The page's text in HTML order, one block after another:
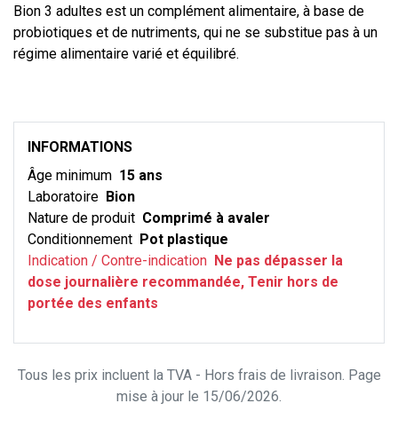
Bion 3 adultes est un complément alimentaire, à base de
probiotiques et de nutriments, qui ne se substitue pas à un
régime alimentaire varié et équilibré.
INFORMATIONS
Âge minimum 15 ans
Laboratoire Bion
Nature de produit Comprimé à avaler
Conditionnement Pot plastique
Indication / Contre-indication Ne pas dépasser la
dose journalière recommandée, Tenir hors de
portée des enfants
Tous les prix incluent la TVA - Hors frais de livraison. Page
mise à jour le 15/06/2026.